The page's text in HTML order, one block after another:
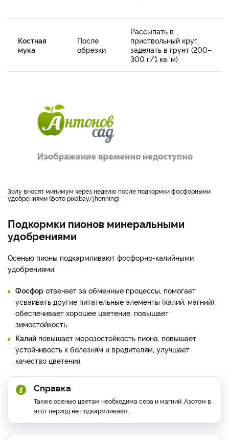
Костная
мука
После
обрезки
Рассыпать в
приствольный круг,
заделать в грунт (200–
300 г/1 кв. м)
Золу вносят минимум через неделю после подкормки фосфорными
удобрениями (фото pixabay/jhenning)
Подкормки пионов минеральными
удобрениями
Осенью пионы подкармливают фосфорно-калийными
удобрениями.
Фосфор отвечает за обменные процессы, помогает
усваивать другие питательные элементы (калий, магний),
обеспечивает хорошее цветение, повышает
зимостойкость.
Калий повышает морозостойкость пиона, повышает
устойчивость к болезням и вредителям, улучшает
качество цветения.
Справка
Также осенью цветам необходима сера и магний. Азотом в
этот период не подкармливают.